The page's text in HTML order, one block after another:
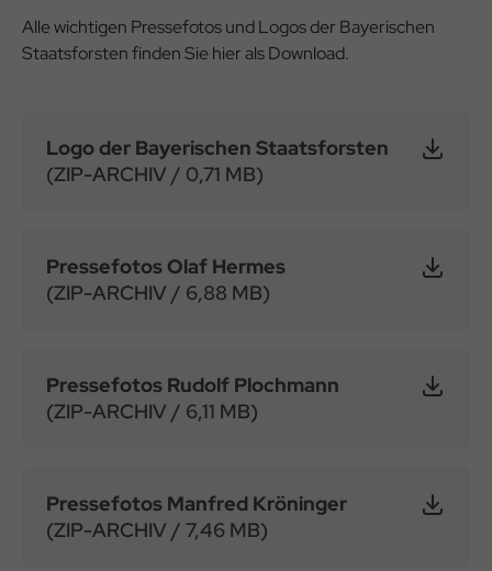
Alle wichtigen Pressefotos und Logos der Bayerischen
Staatsforsten finden Sie hier als Download.
Logo der Bayerischen Staatsforsten
(ZIP-ARCHIV / 0,71 MB)
Pressefotos Olaf Hermes
(ZIP-ARCHIV / 6,88 MB)
Pressefotos Rudolf Plochmann
(ZIP-ARCHIV / 6,11 MB)
Pressefotos Manfred Kröninger
(ZIP-ARCHIV / 7,46 MB)